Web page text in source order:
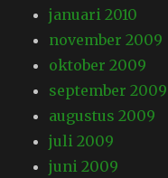
januari 2010
november 2009
oktober 2009
september 2009
augustus 2009
juli 2009
juni 2009